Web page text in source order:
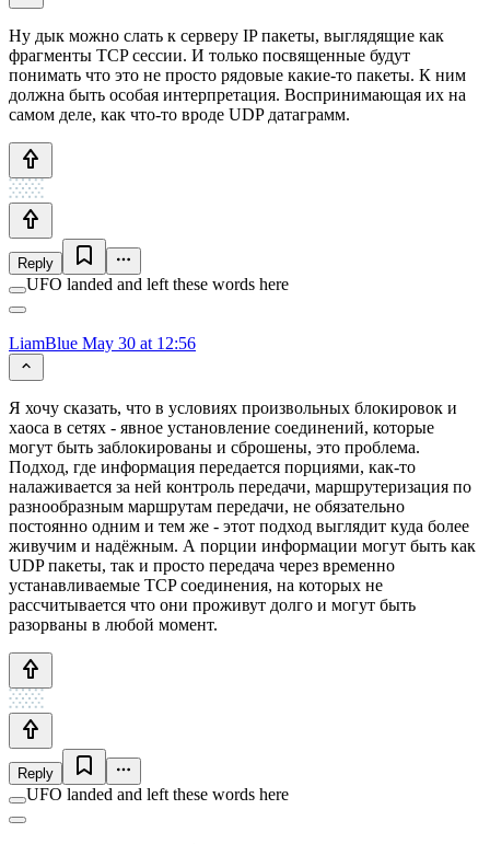
Ну дык можно слать к серверу IP пакеты, выглядящие как
фрагменты TCP сессии. И только посвященные будут
понимать что это не просто рядовые какие-то пакеты. К ним
должна быть особая интерпретация. Воспринимающая их на
самом деле, как что-то вроде UDP датаграмм.
Reply
UFO landed and left these words here
LiamBlue May 30 at 12:56
Я хочу сказать, что в условиях произвольных блокировок и
хаоса в сетях - явное установление соединений, которые
могут быть заблокированы и сброшены, это проблема.
Подход, где информация передается порциями, как-то
налаживается за ней контроль передачи, маршрутеризация по
разнообразным маршрутам передачи, не обязательно
постоянно одним и тем же - этот подход выглядит куда более
живучим и надёжным. А порции информации могут быть как
UDP пакеты, так и просто передача через временно
устанавливаемые TCP соединения, на которых не
рассчитывается что они проживут долго и могут быть
разорваны в любой момент.
Reply
UFO landed and left these words here